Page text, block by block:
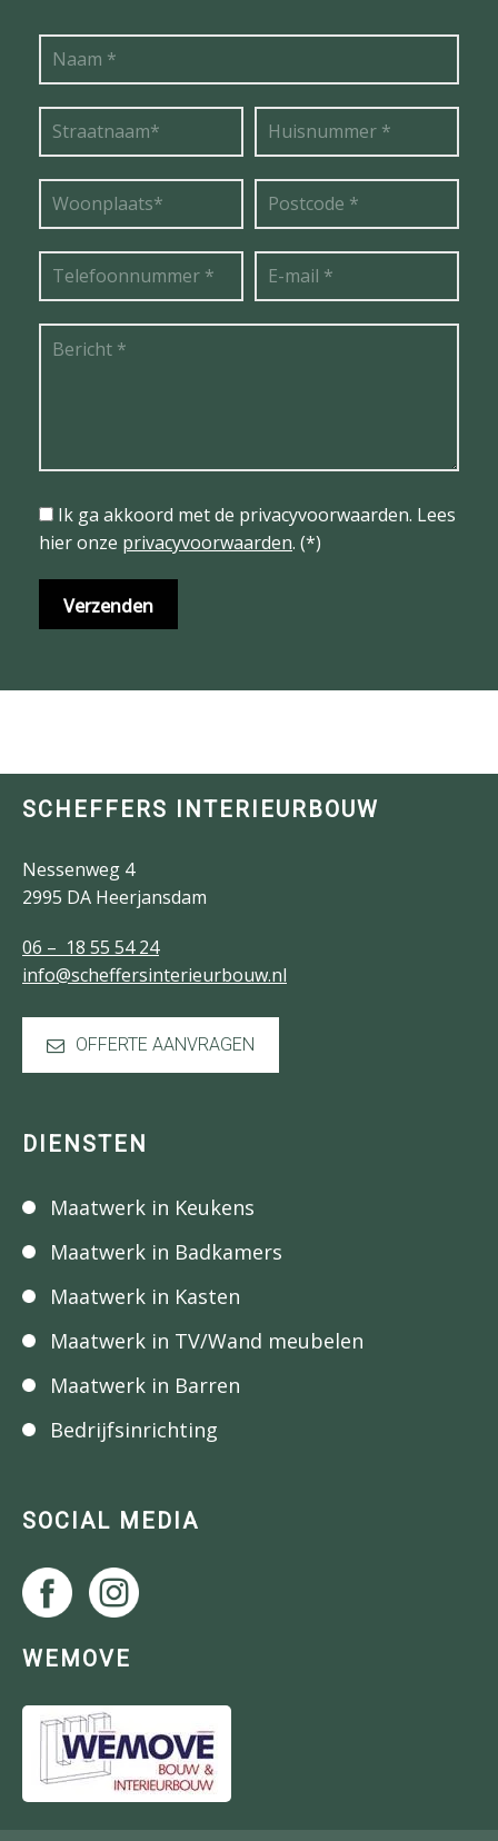
Ik ga akkoord met de privacyvoorwaarden. Lees
hier onze privacyvoorwaarden. (*)
SCHEFFERS INTERIEURBOUW
Nessenweg 4
2995 DA Heerjansdam
06 – 18 55 54 24
info@scheffersinterieurbouw.nl
OFFERTE AANVRAGEN
DIENSTEN
Maatwerk in Keukens
Maatwerk in Badkamers
Maatwerk in Kasten
Maatwerk in TV/Wand meubelen
Maatwerk in Barren
Bedrijfsinrichting
SOCIAL MEDIA
WEMOVE